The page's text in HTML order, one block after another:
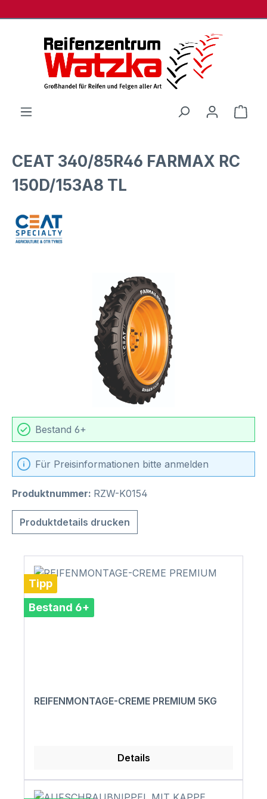
CEAT 340/85R46 FARMAX RC
150D/153A8 TL
Bildergalerie überspringen
Bestand 6+
Für Preisinformationen bitte anmelden
Produktnummer: RZW-K0154
Produktdetails drucken
Tipp
Bestand 6+
REIFENMONTAGE-CREME PREMIUM 5KG
Details